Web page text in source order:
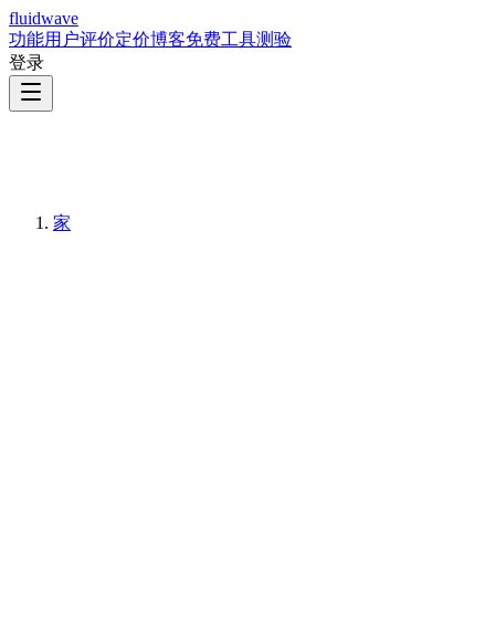
fluidwave
功能用户评价定价博客免费工具测验
登录
家